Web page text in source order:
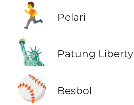
🏃 Pelari
🗽 Patung Liberty
⚾ Besbol